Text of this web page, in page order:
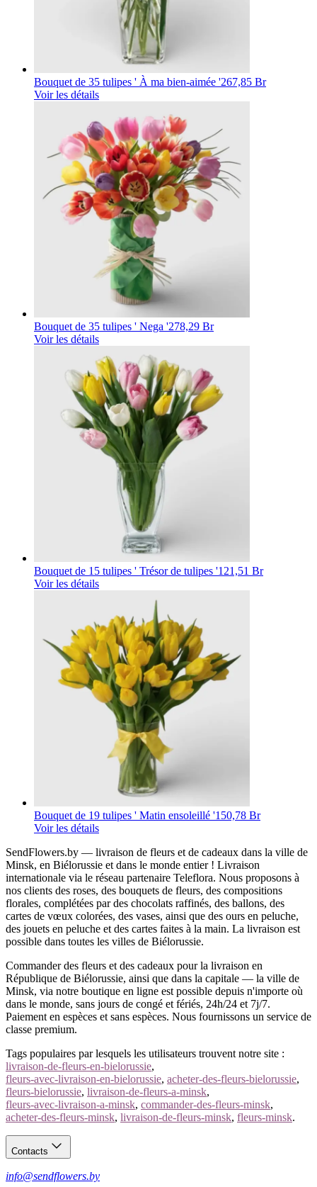
Bouquet de 35 tulipes ' À ma bien-aimée '267,85 Br
Voir les détails
Bouquet de 35 tulipes ' Nega '278,29 Br
Voir les détails
Bouquet de 15 tulipes ' Trésor de tulipes '121,51 Br
Voir les détails
Bouquet de 19 tulipes ' Matin ensoleillé '150,78 Br
Voir les détails
SendFlowers.by — livraison de fleurs et de cadeaux dans la ville de
Minsk, en Biélorussie et dans le monde entier ! Livraison
internationale via le réseau partenaire Teleflora. Nous proposons à
nos clients des roses, des bouquets de fleurs, des compositions
florales, complétées par des chocolats raffinés, des ballons, des
cartes de vœux colorées, des vases, ainsi que des ours en peluche,
des jouets en peluche et des cartes faites à la main. La livraison est
possible dans toutes les villes de Biélorussie.
Commander des fleurs et des cadeaux pour la livraison en
République de Biélorussie, ainsi que dans la capitale — la ville de
Minsk, via notre boutique en ligne est possible depuis n'importe où
dans le monde, sans jours de congé et fériés, 24h/24 et 7j/7.
Paiement en espèces et sans espèces. Nous fournissons un service de
classe premium.
Tags populaires par lesquels les utilisateurs trouvent notre site :
livraison-de-fleurs-en-bielorussie,
fleurs-avec-livraison-en-bielorussie, acheter-des-fleurs-bielorussie,
fleurs-bielorussie, livraison-de-fleurs-a-minsk,
fleurs-avec-livraison-a-minsk, commander-des-fleurs-minsk,
acheter-des-fleurs-minsk, livraison-de-fleurs-minsk, fleurs-minsk.
Contacts
info@sendflowers.by